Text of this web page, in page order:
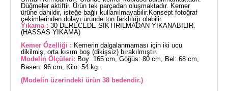
Düğmeler aktiftir. Ürün tek parçadan oluşmaktadır. Kemer
ürüne dahildir, isteğe bağlı kullanılmayabilir.Konsept fotoğraf
çekimlerinden dolayı üründe ton farklılığı olabilir.
Yıkama : 30 DERECEDE SIKTIRILMADAN YIKANABİLİR.
(HASSAS YIKAMA)
Kemer Özelliği : Kemerin dalgalanmaması için iki ucu
dikilmiş, orta kısım boş (dikişsiz) bırakılmıştır.
Modelin Ölçüleri: Boy: 165 cm, Göğüs: 80 cm, Bel: 68 cm,
Basen: 96 cm, Kilo: 54 kg.
(Modelin üzerindeki ürün 38 bedendir.)